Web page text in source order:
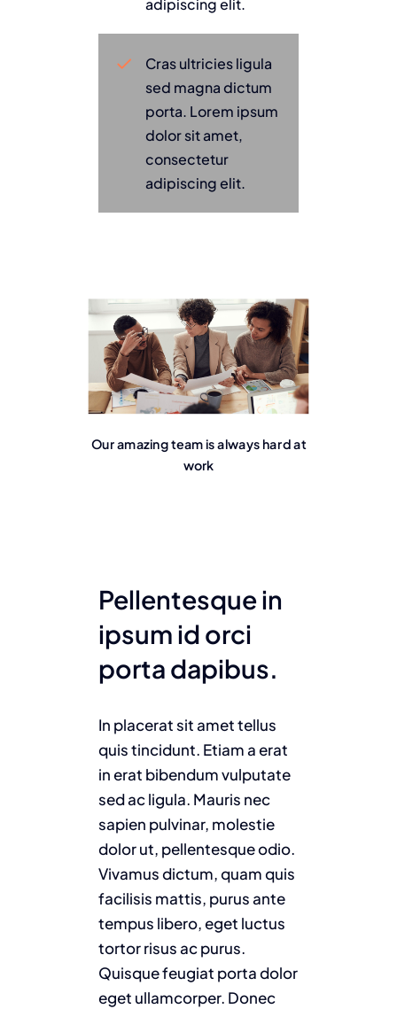
adipiscing elit.
Cras ultricies ligula
sed magna dictum
porta. Lorem ipsum
dolor sit amet,
consectetur
adipiscing elit.
Our amazing team is always hard at
work
Pellentesque in
ipsum id orci
porta dapibus.
In placerat sit amet tellus
quis tincidunt. Etiam a erat
in erat bibendum vulputate
sed ac ligula. Mauris nec
sapien pulvinar, molestie
dolor ut, pellentesque odio.
Vivamus dictum, quam quis
facilisis mattis, purus ante
tempus libero, eget luctus
tortor risus ac purus.
Quisque feugiat porta dolor
eget ullamcorper. Donec